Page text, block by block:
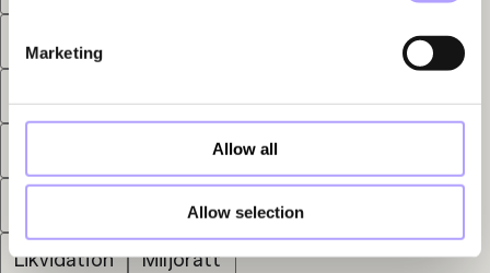
Marketing
Allow all
Allow selection
Fastighetsöverlåtelser
Hyresrätt
Kapitalmarknad
Likvidation Miljörätt